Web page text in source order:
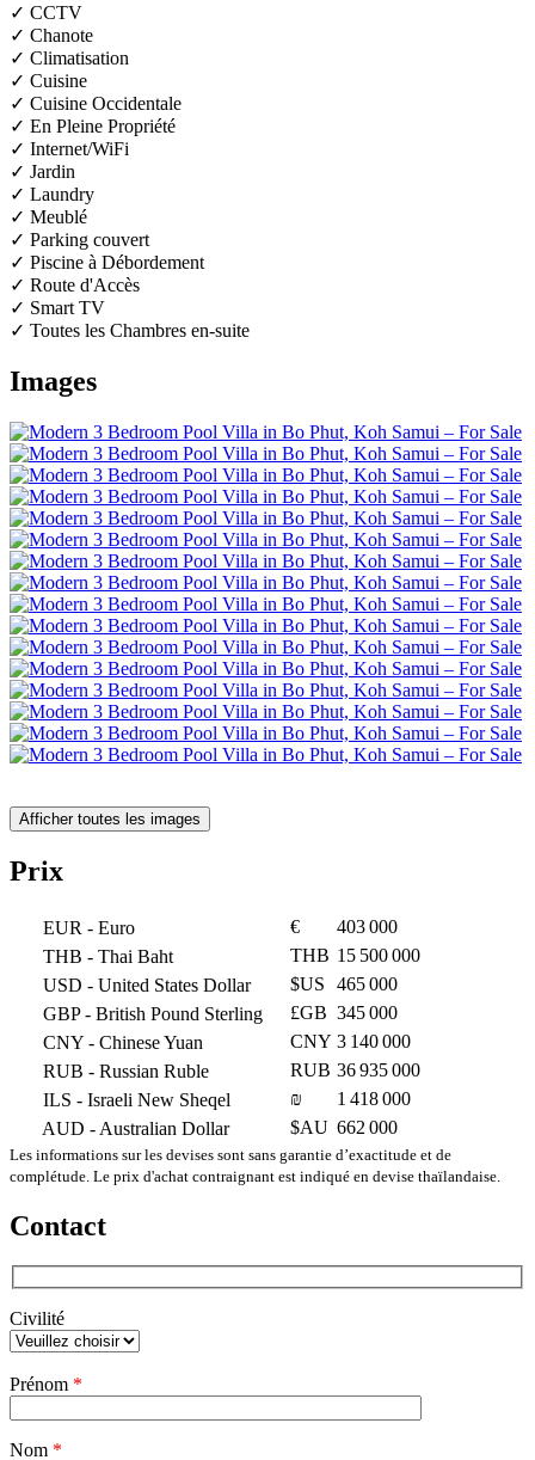
✓ CCTV
✓ Chanote
✓ Climatisation
✓ Cuisine
✓ Cuisine Occidentale
✓ En Pleine Propriété
✓ Internet/WiFi
✓ Jardin
✓ Laundry
✓ Meublé
✓ Parking couvert
✓ Piscine à Débordement
✓ Route d'Accès
✓ Smart TV
✓ Toutes les Chambres en-suite
Images
Afficher toutes les images
Prix
EUR - Euro €
403 000
THB - Thai Baht THB 15 500 000
USD - United States Dollar $US
465 000
GBP- British Pound Sterling £GB 345 000
CNY - Chinese Yuan CNY 3 140 000
RUB - Russian Ruble RUB 36 935 000
ILS - Israeli New Sheqel ₪
1 418 000
AUD - Australian Dollar $AU 662 000
Les informations sur les devises sont sans garantie d’exactitude et de
complétude. Le prix d'achat contraignant est indiqué en devise thaïlandaise.
Contact
Civilité
laisser
vide.
Prénom *
Nom *